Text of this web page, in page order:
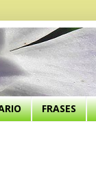
FRASES